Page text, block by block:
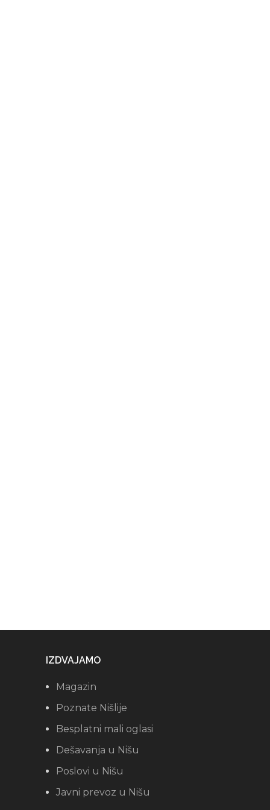
IZDVAJAMO
Magazin
Poznate Nišlije
Besplatni mali oglasi
Dešavanja u Nišu
Poslovi u Nišu
Javni prevoz u Nišu